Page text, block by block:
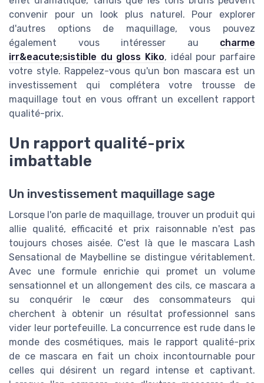
convenir pour un look plus naturel. Pour explorer
d'autres options de maquillage, vous pouvez
également vous intéresser au charme
irr&eacute;sistible du gloss Kiko, idéal pour parfaire
votre style. Rappelez-vous qu'un bon mascara est un
investissement qui complétera votre trousse de
maquillage tout en vous offrant un excellent rapport
qualité-prix.
Un rapport qualité-prix
imbattable
Un investissement maquillage sage
Lorsque l'on parle de maquillage, trouver un produit qui
allie qualité, efficacité et prix raisonnable n'est pas
toujours choses aisée. C'est là que le mascara Lash
Sensational de Maybelline se distingue véritablement.
Avec une formule enrichie qui promet un volume
sensationnel et un allongement des cils, ce mascara a
su conquérir le cœur des consommateurs qui
cherchent à obtenir un résultat professionnel sans
vider leur portefeuille. La concurrence est rude dans le
monde des cosmétiques, mais le rapport qualité-prix
de ce mascara en fait un choix incontournable pour
celles qui désirent un regard intense et captivant.